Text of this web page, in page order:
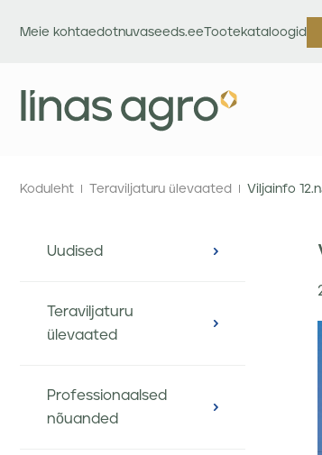
Meie kohtaedotnuvaseeds.eeTootekataloogid
Koduleht Teraviljaturu ülevaated Viljainfo
Uudised
Teraviljaturu
ülevaated
Professionaalsed
nõuanded